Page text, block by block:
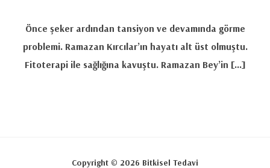
Önce şeker ardından tansiyon ve devamında görme
problemi. Ramazan Kırcılar’ın hayatı alt üst olmuştu.
Fitoterapi ile sağlığına kavuştu. Ramazan Bey’in […]
Copyright © 2026 Bitkisel Tedavi